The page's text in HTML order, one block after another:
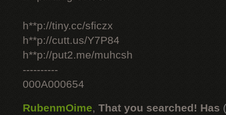
h**p://tiny.cc/sficzx
h**p://cutt.us/Y7P84
h**p://put2.me/muhcsh
----------
000A000654
RubenmOime, That you searched! Has